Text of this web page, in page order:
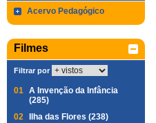
Acervo Pedagógico
Filmes
Filtrar por
01 A Invenção da Infância
(285)
02
Ilha das Flores (238)